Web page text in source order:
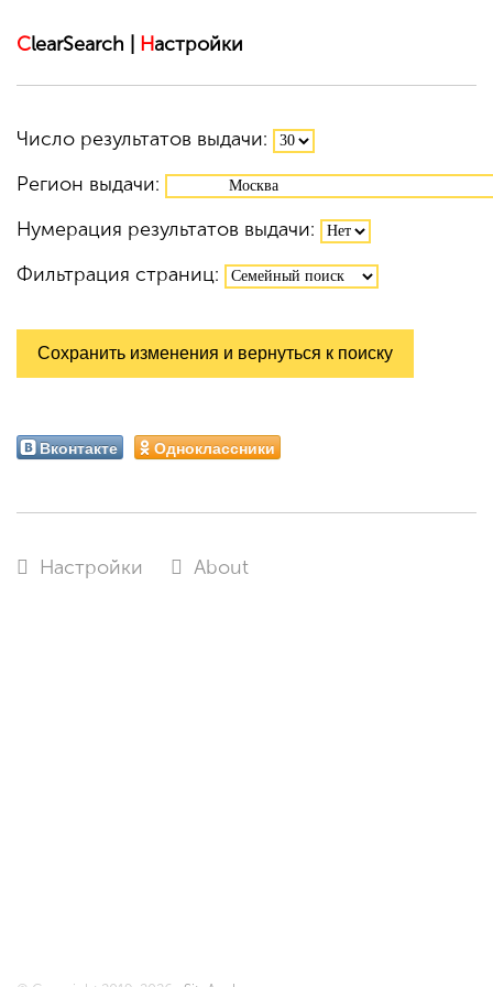
ClearSearch | Настройки
Число результатов выдачи:
Регион выдачи:
Нумерация результатов выдачи:
Фильтрация страниц:
Вконтакте Одноклассники
Настройки About